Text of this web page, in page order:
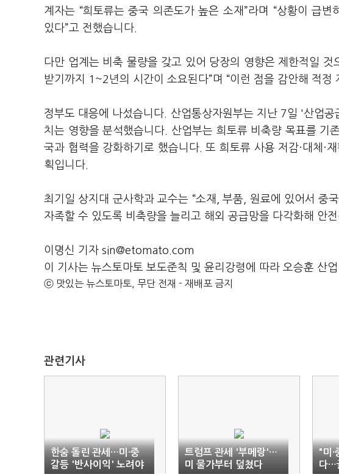
계자는 “희토류는 중국 의존도가 높은 소재”라며 “상황이 급
있다”고 전했습니다.
다만 업계는 비축 물량을 갖고 있어 당장의 영향은 제한적일
받기까지 1~2년의 시간이 소요된다”며 “이런 점을 감안해 적정
정부도 대응에 나섰습니다. 산업통상자원부는 지난 7일 '산업
치는 영향을 분석했습니다. 산업부는 희토류 비축량 목표를
국과 협력을 강화하기로 했습니다. 또 희토류 사용 저감·대체·
획입니다.
최기일 상지대 군사학과 교수는 “소재, 부품, 원료에 있어서 중
자족할 수 있도록 비축량을 늘리고 해외 공급망을 다각화해 안
이명신 기자 sin@etomato.com
이 기사는 뉴스토마토 보도준칙 및 윤리강령에 따라 오승훈 산
ⓒ 맛있는 뉴스토마토, 무단 전재 - 재배포 금지
관련기사
한숨 돌린 관세…미·중
갈등 '반사이익' 노려야
트럼프 관세 '부메랑'…
미 물가부터 덮쳤다
"미·
다…